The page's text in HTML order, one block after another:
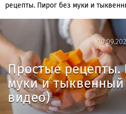
рецепты. Пирог без муки и
Простые рецепты.
муки и
видео)